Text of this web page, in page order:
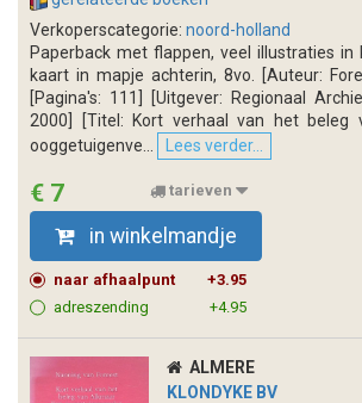
Verkoperscategorie: noord-holland
Paperback met flappen, veel illustraties in
kaart in mapje achterin, 8vo. [Auteur:
[Pagina's: 111] [Uitgever: Regionaal
2000] [Titel: Kort verhaal van het beleg
ooggetuigenve...
Lees verder...
€ 7 tarieven
in winkelmandje
naar afhaalpunt
+3.95
adreszending
+4.95
ALMERE
KLONDYKE BV